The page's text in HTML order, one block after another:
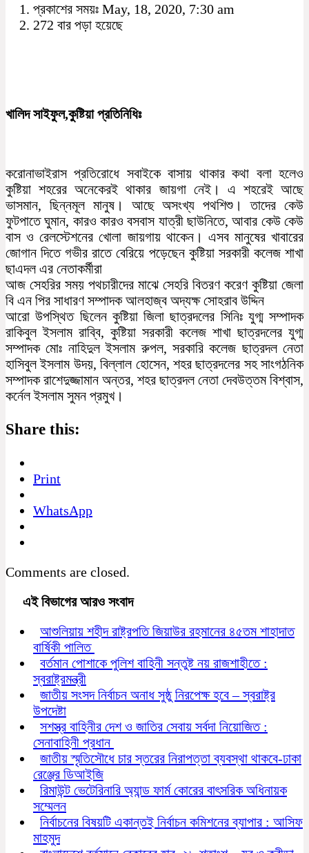
প্রকাশের সময়ঃ May, 18, 2020, 7:30 am
272 বার পড়া হয়েছে
খালিদ সাইফুল,কুষ্টিয়া প্রতিনিধিঃ
করোনাভাইরাস প্রতিরোধে সবাইকে বাসায় থাকার কথা বলা হলেও
কুষ্টিয়া শহরের অনেকেরই থাকার জায়গা নেই। এ শহরেই আছে
ভাসমান, ছিন্নমূল মানুষ। আছে অসংখ্য পথশিশু। তাদের কেউ
ফুটপাতে ঘুমান, কারও কারও বসবাস যাত্রী ছাউনিতে, আবার কেউ কেউ
বাস ও রেলস্টেশনের খোলা জায়গায় থাকেন। এসব মানুষের খাবারের
জোগান দিতে গভীর রাতে বেরিয়ে পড়েছেন কুষ্টিয়া সরকারী কলেজ শাখা
ছাএদল এর নেতাকর্মীরা
আজ সেহরির সময় পথচারীদের মাঝে সেহরি বিতরণ করেণ কুষ্টিয়া জেলা
বি এন পির সাধারণ সম্পাদক আলহাজ্ব অদ্যক্ষ সোহরাব উদ্দিন
আরো উপস্থিত ছিলেন কুষ্টিয়া জিলা ছাত্রদলের সিনিঃ যুগ্ম সম্পাদক
রাকিবুল ইসলাম রাব্বি, কুষ্টিয়া সরকারী কলেজ শাখা ছাত্রদলের যুগ্ম
সম্পাদক মোঃ নাহিদুল ইসলাম রুপল, সরকারি কলেজ ছাত্রদল নেতা
হাসিবুল ইসলাম উদয়, বিল্লাল হোসেন, শহর ছাত্রদলের সহ সাংগঠনিক
সম্পাদক রাশেদুজ্জামান অন্তর, শহর ছাত্রদল নেতা দেবউত্তম বিশ্বাস,
কর্নেল ইসলাম সুমন প্রমুখ।
Share this:
Print
WhatsApp
Comments are closed.
এই বিভাগের আরও সংবাদ
আশুলিয়ায় শহীদ রাষ্ট্রপতি জিয়াউর রহমানের ৪৫তম শাহাদাত
বার্ষিকী পালিত
বর্তমান পোশাকে পুলিশ বাহিনী সন্তুষ্ট নয় রাজশাহীতে :
স্বরাষ্ট্রমন্ত্রী
জাতীয় সংসদ নির্বাচন অনাধ সুষ্ঠু নিরপেক্ষ হবে – স্বরাষ্ট্র
উপদেষ্টা
সশস্ত্র বাহিনীর দেশ ও জাতির সেবায় সর্বদা নিয়োজিত :
সেনাবাহিনী প্রধান
জাতীয় স্মৃতিসৌধে চার স্তরের নিরাপত্তা ব্যবস্থা থাকবে-ঢাকা
রেঞ্জের ডিআইজি
রিমাউন্ট ভেটেরিনারি অ্যান্ড ফার্ম কোরের বাৎসরিক অধিনায়ক
সম্মেলন
নির্বাচনের বিষয়টি একান্তই নির্বাচন কমিশনের ব্যাপার : আসিফ
মাহমুদ